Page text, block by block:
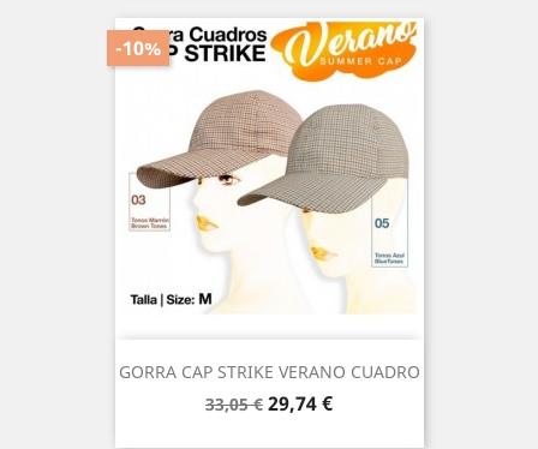
GORRA CAP STRIKE VERANO CUADRO
Precio
33,05 €
-10%
Precio
29,74 €